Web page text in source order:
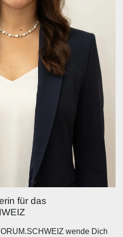
für das
wende Dich